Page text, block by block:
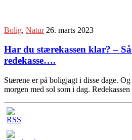
Bolig, Natur 26. marts 2023
Har du stærekassen klar? –
redekasse….
Stærene er på boligjagt i disse dage.
morgen med sol som i dag.